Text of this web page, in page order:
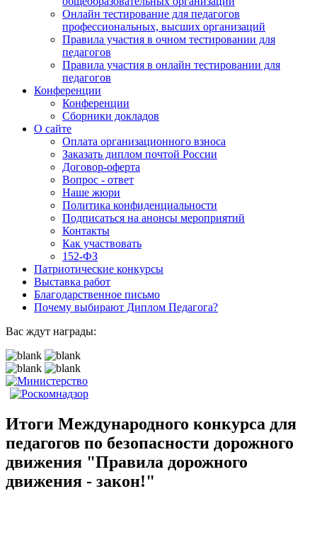
Онлайн тестирование для педагогов
профессиональных, высших организаций
Правила участия в очном тестировании для
педагогов
Правила участия в онлайн тестировании для
педагогов
Конференции
Конференции
Сборники докладов
О сайте
Оплата организационного взноса
Заказать диплом почтой России
Договор-оферта
Вопрос - ответ
Наше жюри
Политика конфиденциальности
Подписаться на анонсы мероприятий
Контакты
Как участвовать
152-ФЗ
Патриотические конкурсы
Выставка работ
Благодарственное письмо
Почему выбирают Диплом Педагога?
Вас ждут награды:
Итоги Международного конкурса для
педагогов по безопасности дорожного
движения "Правила дорожного
движения - закон!"